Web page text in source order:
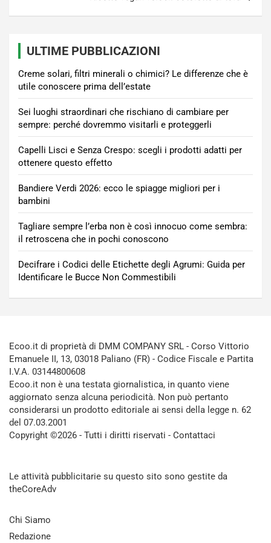
ULTIME PUBBLICAZIONI
Creme solari, filtri minerali o chimici? Le differenze che è
utile conoscere prima dell’estate
Sei luoghi straordinari che rischiano di cambiare per
sempre: perché dovremmo visitarli e proteggerli
Capelli Lisci e Senza Crespo: scegli i prodotti adatti per
ottenere questo effetto
Bandiere Verdi 2026: ecco le spiagge migliori per i
bambini
Tagliare sempre l’erba non è così innocuo come sembra:
il retroscena che in pochi conoscono
Decifrare i Codici delle Etichette degli Agrumi: Guida per
Identificare le Bucce Non Commestibili
Ecoo.it di proprietà di DMM COMPANY SRL - Corso Vittorio
Emanuele II, 13, 03018 Paliano (FR) - Codice Fiscale e Partita
I.V.A. 03144800608
Ecoo.it non è una testata giornalistica, in quanto viene
aggiornato senza alcuna periodicità. Non può pertanto
considerarsi un prodotto editoriale ai sensi della legge n. 62
del 07.03.2001
Copyright ©2026 - Tutti i diritti riservati - Contattaci
Le attività pubblicitarie su questo sito sono gestite da
theCoreAdv
Chi Siamo
Redazione